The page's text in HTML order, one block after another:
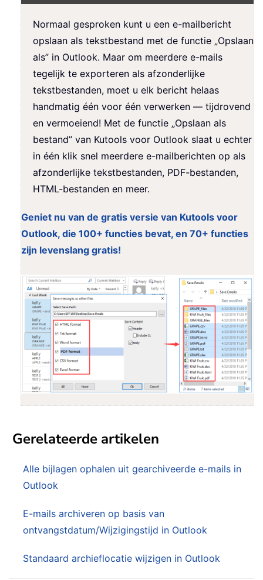
Normaal gesproken kunt u een e-mailbericht
opslaan als tekstbestand met de functie „Opslaan
als” in Outlook. Maar om meerdere e-mails
tegelijk te exporteren als afzonderlijke
tekstbestanden, moet u elk bericht helaas
handmatig één voor één verwerken — tijdrovend
en vermoeiend! Met de functie „Opslaan als
bestand” van Kutools voor Outlook slaat u echter
in één klik snel meerdere e-mailberichten op als
afzonderlijke tekstbestanden, PDF-bestanden,
HTML-bestanden en meer.
Geniet nu van de gratis versie van Kutools voor
Outlook, die 100+ functies bevat, en 70+ functies
zijn levenslang gratis!
Gerelateerde artikelen
Alle bijlagen ophalen uit gearchiveerde e-mails in
Outlook
E-mails archiveren op basis van
ontvangstdatum/Wijzigingstijd in Outlook
Standaard archieflocatie wijzigen in Outlook